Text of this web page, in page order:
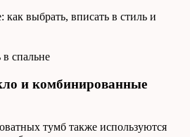
в спальне
и комбинированные
тумб также используются